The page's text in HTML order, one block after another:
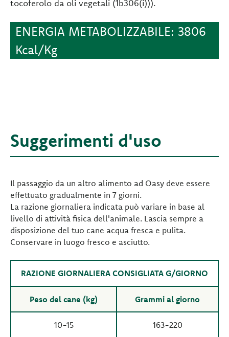
tocoferolo da oli vegetali (1b306(i))).
ENERGIA METABOLIZZABILE: 3806
Kcal/Kg
Suggerimenti d'uso
Il passaggio da un altro alimento ad Oasy deve essere
effettuato gradualmente in 7 giorni.
La razione giornaliera indicata può variare in base al
livello di attività fisica dell'animale. Lascia sempre a
disposizione del tuo cane acqua fresca e pulita.
Conservare in luogo fresco e asciutto.
RAZIONE GIORNALIERA CONSIGLIATA G/GIORNO
Peso del cane (kg) Grammi al giorno
10-15 163-220